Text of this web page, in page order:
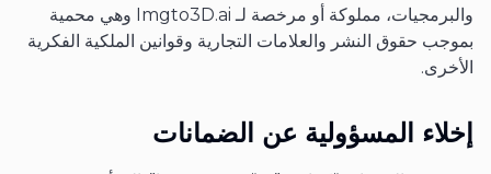
والبرمجيات، مملوكة أو مرخصة لـ Imgto3D.ai وهي محمية
بموجب حقوق النشر والعلامات التجارية وقوانين الملكية الفكرية
الأخرى.
إخلاء المسؤولية عن الضمانات